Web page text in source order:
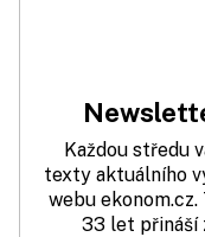
Každou středu
texty aktuálního
webu
33 let přináší